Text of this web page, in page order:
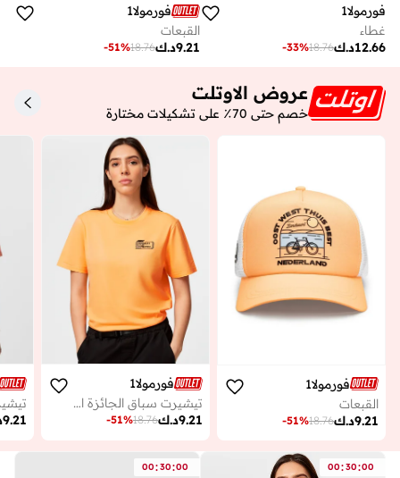
فورمولا1
غطاء
د.ك12.66
18.76
-33%
فورمولا1
القبعات
د.ك9.21
18.76
-51%
عروض الاوتلت
خصم حتى 70٪ على تشكيلات مختارة
فورمولا1
القبعات
د.ك9.21
18.76
-51%
فورمولا1
تيشيرت سباق الجائزة الكبرى الهولندي من مجموعة الفورمولا 1
د.ك9.21
18.76
-51%
9.21
00:30:00
00:30:00